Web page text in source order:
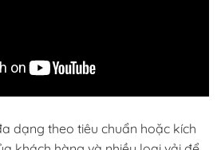
dạng theo tiêu chuẩn hoặc kích